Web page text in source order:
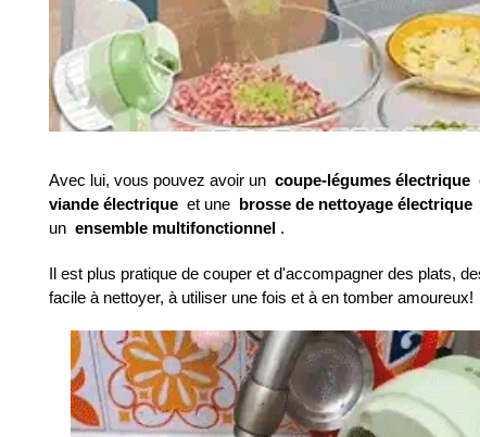
Avec lui, vous pouvez avoir un coupe-légumes électrique
viande électrique et une brosse de nettoyage électrique
un ensemble multifonctionnel .
Il est plus pratique de couper et d'accompagner des plats,
facile à nettoyer, à utiliser une fois et à en tomber amoureux!